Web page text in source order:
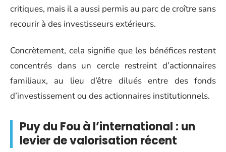
critiques, mais il a aussi permis au parc de croître sans
recourir à des investisseurs extérieurs.
Concrètement, cela signifie que les bénéfices restent
concentrés dans un cercle restreint d’actionnaires
familiaux, au lieu d’être dilués entre des fonds
d’investissement ou des actionnaires institutionnels.
Puy du Fou à l’international : un
levier de valorisation récent